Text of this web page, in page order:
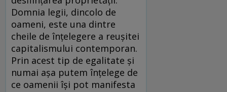
Domnia legii, dincolo de
oameni, este una dintre
cheile de înţelegere a reuşitei
capitalismului contemporan.
Prin acest tip de egalitate şi
numai aşa putem înţelege de
ce oamenii îşi pot manifesta